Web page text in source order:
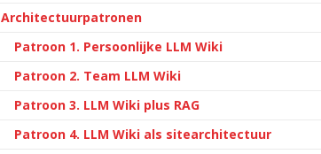
Architectuurpatronen
Patroon 1. Persoonlijke LLM Wiki
Patroon 2. Team LLM Wiki
Patroon 3. LLM Wiki plus RAG
Patroon 4. LLM Wiki als sitearchitectuur